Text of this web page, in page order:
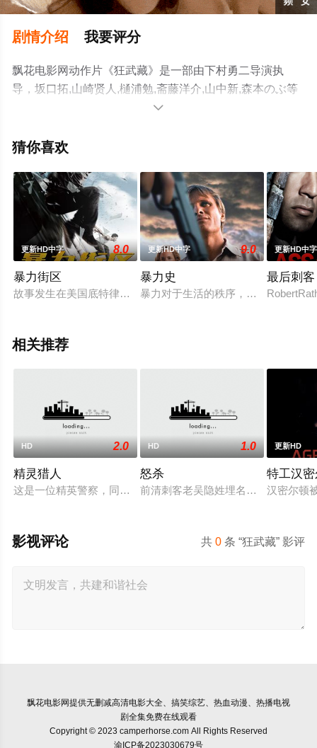
剧情介绍 我要评分
飘花电影网动作片《狂武藏》是一部由下村勇二导演执
导，坂口拓,山崎贤人,樋浦勉,斋藤洋介,山中新,森本のぶ等
演员精彩演绎的日本电影，手机免费观看高清未删减完整
影、电视猫或剧情网等平台了解。

猜你喜欢
更新HD中字 8.0
暴力街区
故事发生在美国底特律，不断升高的犯罪率和持续扩大的犯罪势
更新HD中字 9.0
暴力史
暴力对于生活的秩序，对于各种不同
更新HD中字
最后刺客
相关推荐
HD 2.0
精灵猎人
这是一位精英警察，同时也是精灵猎手。在调查一系列血腥谋
HD 1.0
怒杀
前清刺客老吴隐姓埋名于药铺，却为
更新HD
特工汉
汉密尔顿
共0 条 “狂武藏” 影评
影视评论
飘花电影网提供无删减高清电影大全、搞笑综艺、热血动漫、热播电视
剧全集免费在线观看
Copyright © 2023 camperhorse.com All Rights Reserved
渝ICP备2023030679号